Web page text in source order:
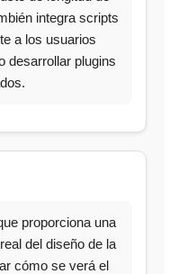
integra scripts
a los usuarios
desarrollar plugins
proporciona una
del diseño de la
cómo se verá el